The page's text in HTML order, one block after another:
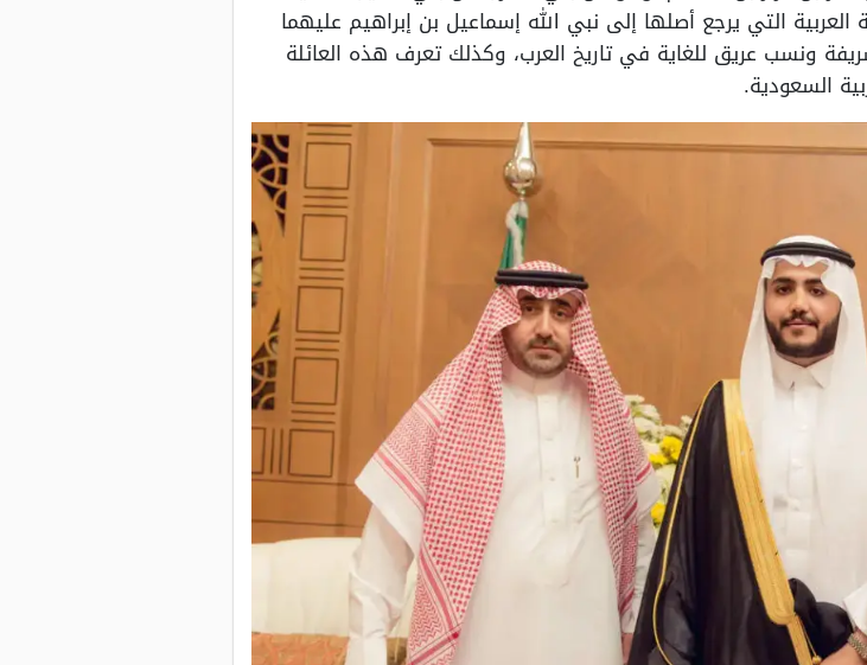
التي يرجع أصلها إلى نبي الله إسماعيل بن إبراهيم عليهما
ونسب عريق للغاية في تاريخ العرب، وكذلك تعرف هذه العائلة
السعودية.